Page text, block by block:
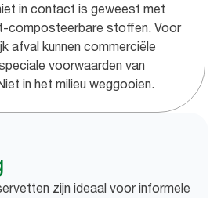
in contact is geweest met
composteerbare stoffen. Voor
afval kunnen commerciële
voorwaarden van
in het milieu weggooien.
zijn ideaal voor informele